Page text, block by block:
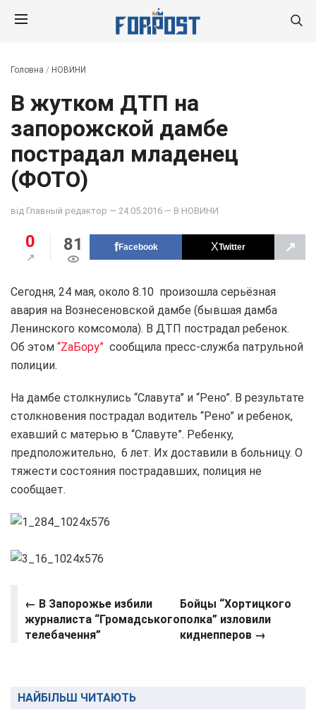
Головна / НОВИНИ
В жутком ДТП на
запорожской дамбе
пострадал младенец
(ФОТО)
від Главный редактор — 24.05.2016 — В НОВИНИ
0 81 Facebook Twitter ↗
Сегодня, 24 мая, около 8.10 произошла серьёзная
авария на Вознесеновской дамбе (бывшая дамба
Ленинского комсомола). В ДТП пострадал ребенок.
Об этом “ZаБору” сообщила пресс-служба патрульной
полиции.
На дамбе столкнулись “Славута” и “Рено”. В результате
столкновения пострадал водитель “Рено” и ребенок,
ехавший с матерью в “Славуте”. Ребенку,
предположительно, 6 лет. Их доставили в больницу. О
тяжести состояния пострадавших, полиция не
сообщает.
← В Запорожье избили
журналиста “Громадського
телебачення”
Бойцы “Хортицкого
полка” изловили
киднепперов →
НАЙБІЛЬШ ЧИТАЮТЬ